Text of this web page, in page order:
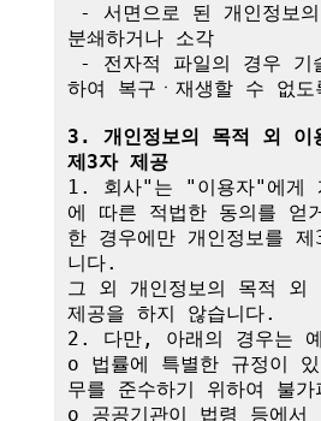
분쇄하거나 소각
하여 복구ㆍ재생할 수 없도
3. 개인정보의 목적 외 이
제3자 제공
1. 회사"는 "이용자"에게
에 따른 적법한 동의를 얻
한 경우에만 개인정보를 제
니다.
그 외 개인정보의 목적 외
제공을 하지 않습니다.
2. 다만, 아래의 경우는
o 법률에 특별한 규정이
무를 준수하기 위하여 불가
o 공공기관이 법령 등에서